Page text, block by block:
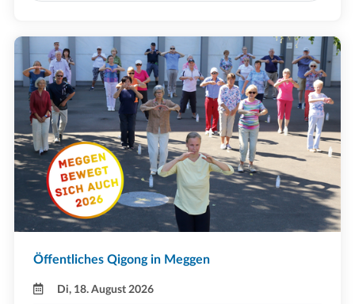
Öffentliches Qigong in Meggen
Di, 18. August 2026